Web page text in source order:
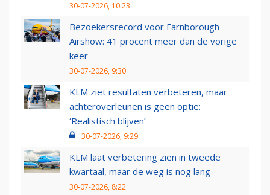
30-07-2026, 10:23
Bezoekersrecord voor Farnborough
Airshow: 41 procent meer dan de vorige
keer
30-07-2026, 9:30
KLM ziet resultaten verbeteren, maar
achteroverleunen is geen optie:
‘Realistisch blijven’
30-07-2026, 9:29
KLM laat verbetering zien in tweede
kwartaal, maar de weg is nog lang
30-07-2026, 8:22